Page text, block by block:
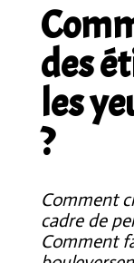
des
les
?
Comment
cadre de
Comment